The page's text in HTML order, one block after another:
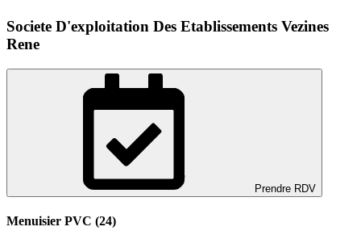
Societe D'exploitation Des Etablissements Vezines
Rene
Prendre RDV
Menuisier PVC (24)